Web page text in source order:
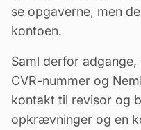
se opgaverne, men
kontoen.
Saml derfor
CVR-nummer og
kontakt til revisor og
opkrævninger og en